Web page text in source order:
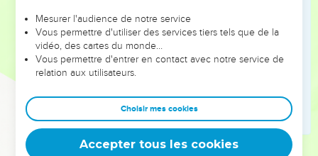
ἔπειτα ἦλθον εἰς τὰ κλίματα τῆς Συρίας καὶ τῆς
Κιλικίας.
ἤμην δὲ ἀγνοούμενος τῷ προσώπῳ ταῖς ἐκκλησίαις
μόνον δὲ ἀκούοντες ἦσαν ὅτι Ὁ διώκων ἡμᾶς ποτε
νῦν εὐαγγελίζεται τὴν πίστιν ἥν ποτε ἐπόρθει,
καὶ ἐδόξαζον ἐν ἐμοὶ τὸν θεόν.
Mesurer l'audience de notre service
Vous permettre d'utiliser des services tiers tels que de la
vidéo, des cartes du monde…
Vous permettre d'entrer en contact avec notre service de
relation aux utilisateurs.
Choisir mes cookies
Accepter tous les cookies